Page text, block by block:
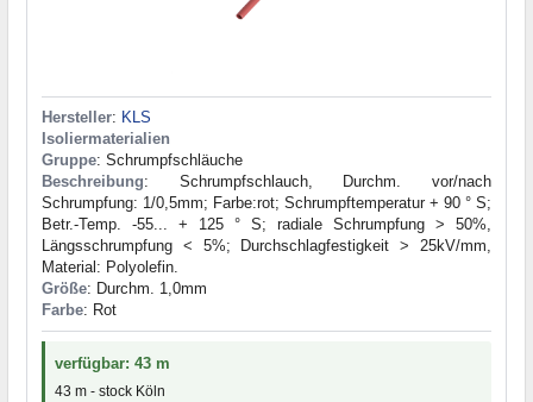
Hersteller: KLS
Isoliermaterialien
Gruppe: Schrumpfschläuche
Beschreibung: Schrumpfschlauch, Durchm. vor/nach
Schrumpfung: 1/0,5mm; Farbe:rot; Schrumpftemperatur + 90 ° S;
Betr.-Temp. -55... + 125 ° S; radiale Schrumpfung > 50%,
Längsschrumpfung < 5%; Durchschlagfestigkeit > 25kV/mm,
Material: Polyolefin.
Größe: Durchm. 1,0mm
Farbe: Rot
verfügbar: 43 m
43 m - stock Köln